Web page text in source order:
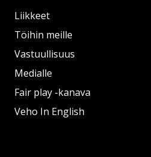
Liikkeet
Töihin meille
Vastuullisuus
Medialle
Fair play -kanava
Veho In English